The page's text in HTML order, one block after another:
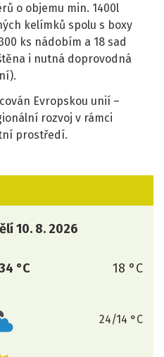
o objemu min. 1400l
kelímků spolu s boxy
ks nádobím a 18 sad
i nutná doprovodná
Evropskou unií –
rozvoj v rámci
prostředí.
10. 8. 2026
°C 18 °C
24/14 °C